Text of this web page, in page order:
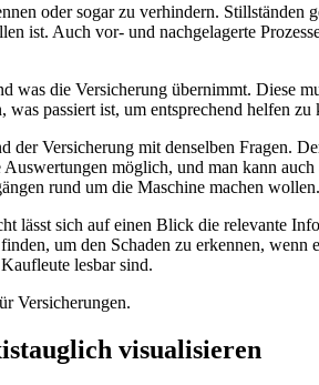
oder sogar zu verhindern.
ist. Auch vor- und nachgelagerte
die Versicherung übernimmt. Diese
passiert ist, um entsprechend helfen
Versicherung mit denselben Fragen.
möglich, und man kann
rund um die Maschine machen wollen.
lässt sich auf einen Blick die relevante
um den Schaden zu erkennen,
lesbar sind.
Versicherungen.
visualisieren